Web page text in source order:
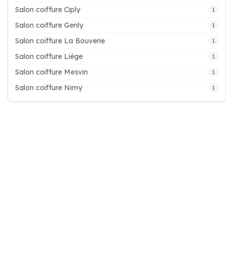
Salon coiffure Ciply 1
Salon coiffure Genly 1
Salon coiffure La Bouverie 1
Salon coiffure Liège 1
Salon coiffure Mesvin 1
Salon coiffure Nimy 1